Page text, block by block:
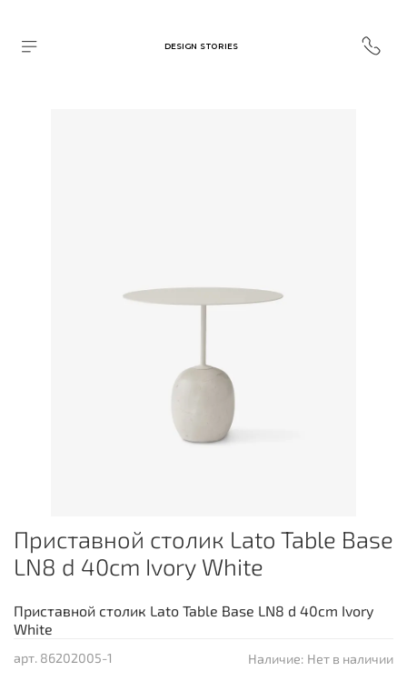
DESIGN STORIES
арт. 86202005-1 Наличие: Нет в наличии
Приставной столик Lato Table Base
LN8 d 40cm Ivory White
Приставной столик Lato Table Base LN8 d 40cm Ivory
White